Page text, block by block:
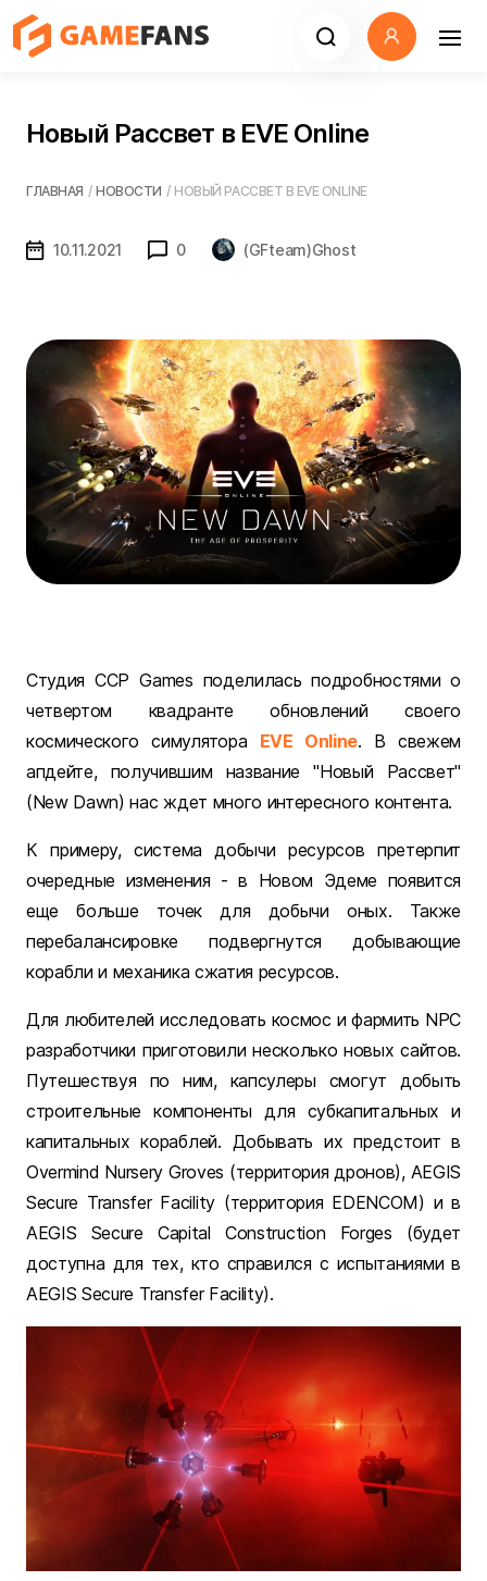
Новый Рассвет в EVE Online
ГЛАВНАЯ / НОВОСТИ / НОВЫЙ РАССВЕТ В EVE ONLINE
10.11.2021 0 (GFteam)Ghost
Студия CCP Games поделилась подробностями о
четвертом квадранте обновлений своего
космического симулятора EVE Online. В свежем
апдейте, получившим название "Новый Рассвет"
(New Dawn) нас ждет много интересного контента.
К примеру, система добычи ресурсов претерпит
очередные изменения - в Новом Эдеме появится
еще больше точек для добычи оных. Также
перебалансировке подвергнутся добывающие
корабли и механика сжатия ресурсов.
Для любителей исследовать космос и фармить NPC
разработчики приготовили несколько новых сайтов.
Путешествуя по ним, капсулеры смогут добыть
строительные компоненты для субкапитальных и
капитальных кораблей. Добывать их предстоит в
Overmind Nursery Groves (территория дронов), AEGIS
Secure Transfer Facility (территория EDENCOM) и в
AEGIS Secure Capital Construction Forges (будет
доступна для тех, кто справился с испытаниями в
AEGIS Secure Transfer Facility).